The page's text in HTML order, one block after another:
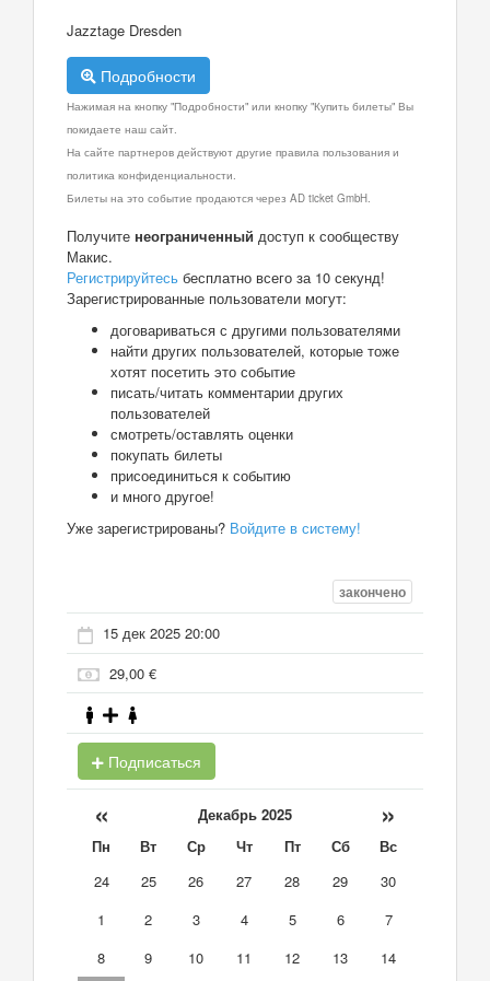
Jazztage Dresden
Подробности
Нажимая на кнопку "Подробности" или кнопку "Купить билеты" Вы
покидаете наш сайт.
На сайте партнеров действуют другие правила пользования и
политика конфиденциальности.
Билеты на это событие продаются через AD ticket GmbH.
Получите неограниченный доступ к сообществу
Макис.
Регистрируйтесь бесплатно всего за 10 секунд!
Зарегистрированные пользователи могут:
договариваться с другими пользователями
найти других пользователей, которые тоже
хотят посетить это событие
писать/читать комментарии других
пользователей
смотреть/оставлять оценки
покупать билеты
присоединиться к событию
и много другое!
Уже зарегистрированы? Войдите в систему!
закончено
15 дек 2025 20:00
29,00 €
Подписаться
« Декабрь 2025 »
Пн Вт Ср Чт Пт Сб
Вс
24
25 26 27 28 29
30
1
2 3 4 5 6
7
8
9 10 11 12 13
14